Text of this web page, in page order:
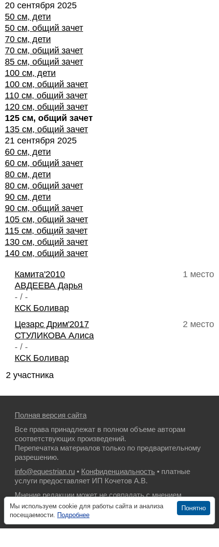
20 сентября 2025
50 см, дети
50 см, общий зачет
70 см, дети
70 см, общий зачет
85 см, общий зачет
100 см, дети
100 см, общий зачет
110 см, общий зачет
120 см, общий зачет
125 см, общий зачет
135 см, общий зачет
21 сентября 2025
60 см, дети
60 см, общий зачет
80 см, дети
80 см, общий зачет
90 см, дети
90 см, общий зачет
105 см, общий зачет
115 см, общий зачет
130 см, общий зачет
140 см, общий зачет
1 место
Камита'2010
АВДЕЕВА Дарья
- / -
КСК Боливар
2 место
Цезарс Дрим'2017
СТУЛИКОВА Алиса
- / -
КСК Боливар
2 участника
Полная версия сайта
Все права принадлежат в полном объеме авторам
соответствующих произведений.
Перепечатка материалов только по предварительному
разрешению.
info@equestrian.ru • Конфиденциальность • платные
услуги предоставляет ИП Кочетов А.В.
Мнение редакции может не совпадать с мнением
авторов.
Понятно
Мы используем cookie для работы сайта и анализа
посещаемости. Подробнее